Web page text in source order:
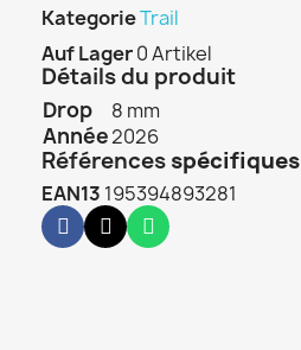
KategorieTrail
Auf Lager0 Artikel
Détails du produit
Drop 8 mm
Année2026
Références spécifiques
EAN13 195394893281